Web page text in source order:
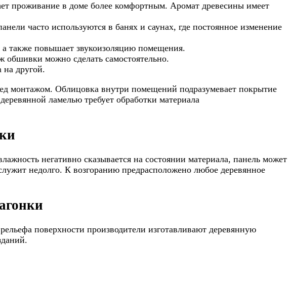
проживание в доме более комфортным. Аромат древесины имеет
часто используются в банях и саунах, где постоянное изменение
а также повышает звукоизоляцию помещения.
обшивки можно сделать самостоятельно.
на другой.
монтажом. Облицовка внутри помещений подразумевает покрытие
ламелью требует обработки материала
негативно сказывается на состоянии материала, панель может
недолго. К возгоранию предрасположено любое деревянное
поверхности производители изготавливают деревянную